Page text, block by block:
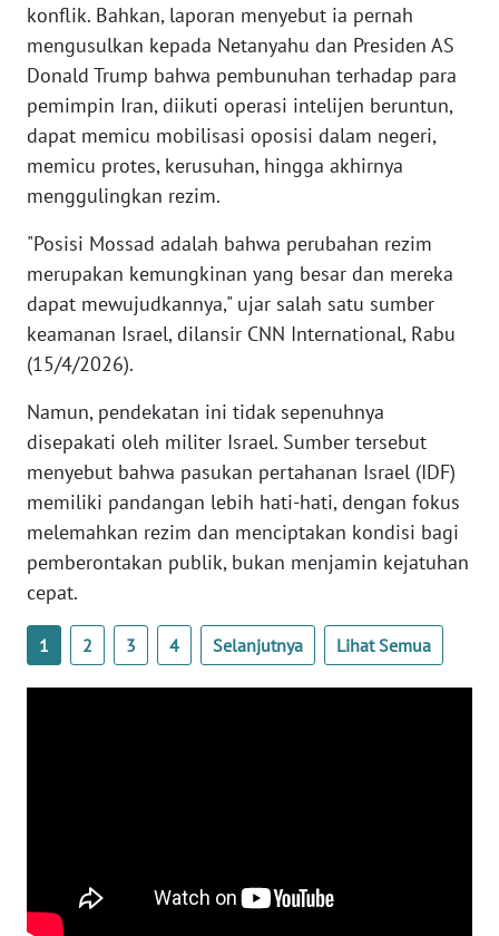
konflik. Bahkan, laporan menyebut ia pernah
mengusulkan kepada Netanyahu dan Presiden AS
Donald Trump bahwa pembunuhan terhadap para
pemimpin Iran, diikuti operasi intelijen beruntun,
dapat memicu mobilisasi oposisi dalam negeri,
memicu protes, kerusuhan, hingga akhirnya
menggulingkan rezim.
"Posisi Mossad adalah bahwa perubahan rezim
merupakan kemungkinan yang besar dan mereka
dapat mewujudkannya," ujar salah satu sumber
keamanan Israel, dilansir CNN International, Rabu
(15/4/2026).
Namun, pendekatan ini tidak sepenuhnya
disepakati oleh militer Israel. Sumber tersebut
menyebut bahwa pasukan pertahanan Israel (IDF)
memiliki pandangan lebih hati-hati, dengan fokus
melemahkan rezim dan menciptakan kondisi bagi
pemberontakan publik, bukan menjamin kejatuhan
cepat.
1 2 3 4 Selanjutnya Lihat Semua
WN
NTT
KEPRI
WN
WN
PAPUA
BARAT
RIAU
WN
SERAMBI
WN
SULTRA
SULBAR